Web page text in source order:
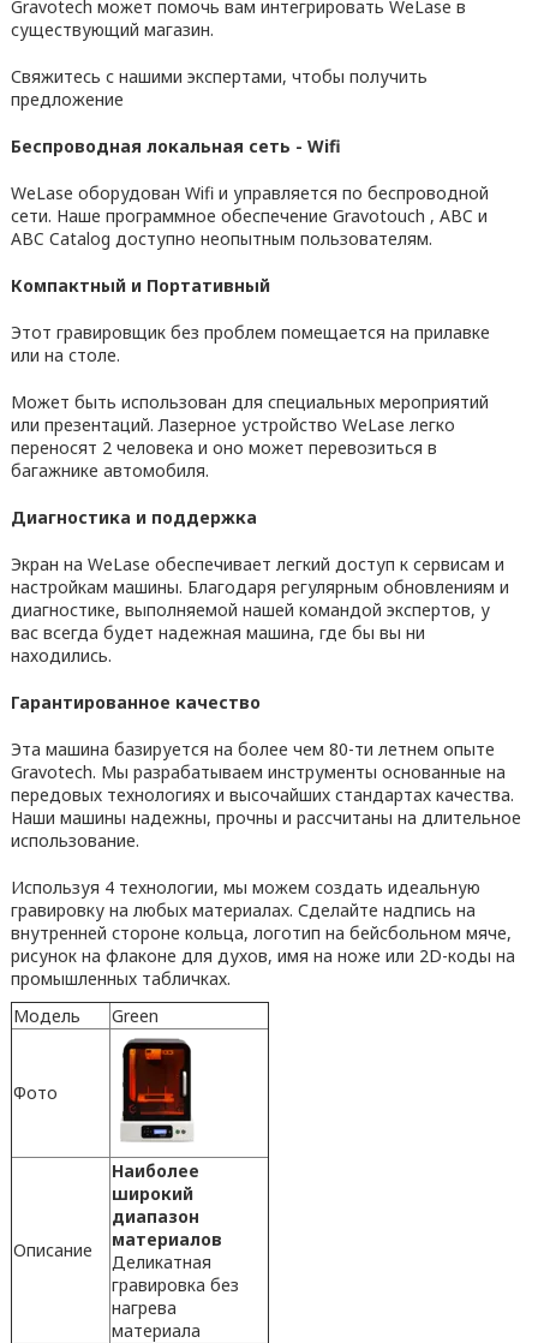
Gravotech может помочь вам интегрировать WeLase в
существующий магазин.
Свяжитесь с нашими экспертами, чтобы получить
предложение
Беспроводная локальная сеть - Wifi
WeLase оборудован Wifi и управляется по беспроводной
сети. Наше программное обеспечение Gravotouch , ABC и
ABC Catalog доступно неопытным пользователям.
Компактный и Портативный
Этот гравировщик без проблем помещается на прилавке
или на столе.
Может быть использован для специальных мероприятий
или презентаций. Лазерное устройство WeLase легко
переносят 2 человека и оно может перевозиться в
багажнике автомобиля.
Диагностика и поддержка
Экран на WeLase обеспечивает легкий доступ к сервисам и
настройкам машины. Благодаря регулярным обновлениям и
диагностике, выполняемой нашей командой экспертов, у
вас всегда будет надежная машина, где бы вы ни
находились.
Гарантированное качество
Эта машина базируется на более чем 80-ти летнем опыте
Gravotech. Мы разрабатываем инструменты основанные на
передовых технологиях и высочайших стандартах качества.
Наши машины надежны, прочны и рассчитаны на длительное
использование.
Используя 4 технологии, мы можем создать идеальную
гравировку на любых материалах. Сделайте надпись на
внутренней стороне кольца, логотип на бейсбольном мяче,
рисунок на флаконе для духов, имя на ноже или 2D-коды на
промышленных табличках.
Модель
Green
Фото
Описание
Наиболее
широкий
диапазон
материалов
Деликатная
гравировка без
нагрева
материала